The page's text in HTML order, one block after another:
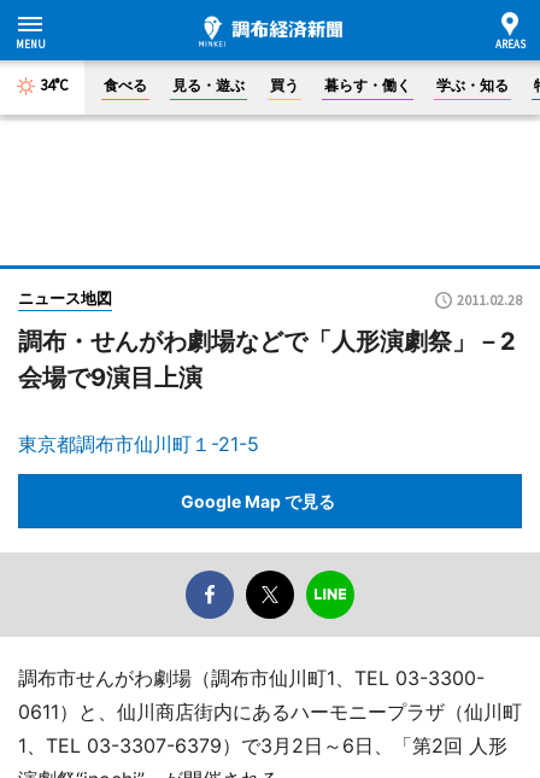
34°C 食べる 見る・遊ぶ 買う 暮らす・働く 学ぶ・知る
ニュース地図 2011.02.28
調布・せんがわ劇場などで「人形演劇祭」－2
会場で9演目上演
東京都調布市仙川町１-21-5
Google Map で見る
調布市せんがわ劇場（調布市仙川町1、TEL 03-3300-
0611）と、仙川商店街内にあるハーモニープラザ（仙川町
1、TEL 03-3307-6379）で3月2日～6日、「第2回 人形